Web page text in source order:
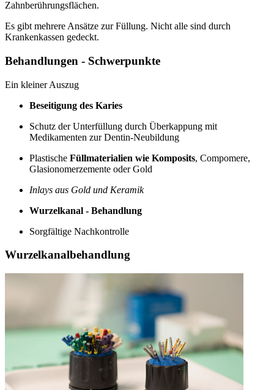
Zahnberührungsflächen.
Es gibt mehrere Ansätze zur Füllung. Nicht alle sind durch
Krankenkassen gedeckt.
Behandlungen - Schwerpunkte
Ein kleiner Auszug
Beseitigung des Karies
Schutz der Unterfüllung durch Überkappung mit
Medikamenten zur Dentin-Neubildung
Plastische Füllmaterialien wie Komposits, Compomere,
Glasionomerzemente oder Gold
Inlays aus Gold und Keramik
Wurzelkanal - Behandlung
Sorgfältige Nachkontrolle
Wurzelkanalbehandlung